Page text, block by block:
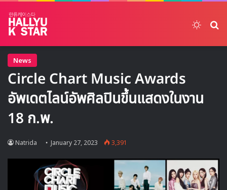
News
Circle Chart Music Awards
อัพเดตไลน์อัพศิลปินขึ้นแสดงในงาน
18 ก.พ.
Natrida January 27, 2023 3,391